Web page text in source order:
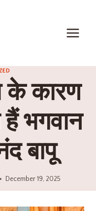
के कारण
भगवान
बापू
December 19, 2025